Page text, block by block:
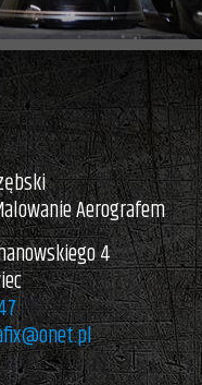
Aerografem
4